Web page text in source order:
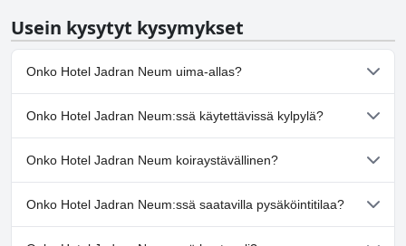
Usein kysytyt kysymykset
Onko Hotel Jadran Neum uima-allas?
Kyllä, Hotel Jadran Neum:ssä on uima-allas/altaita, jotka kuuluvat
yhteen tai useampaan seuraavista luokista: Ulkouima-allas.
Onko Hotel Jadran Neum:ssä käytettävissä kylpylä?
Ei, Hotel Jadran Neum ei tarjoa kylpylää.
Onko Hotel Jadran Neum koiraystävällinen?
Ei, Hotel Jadran Neum ei salli koiria.
Onko Hotel Jadran Neum:ssä saatavilla pysäköintitilaa?
Kyllä, Hotel Jadran Neum tarjoaa pysäköintimahdollisuuden.